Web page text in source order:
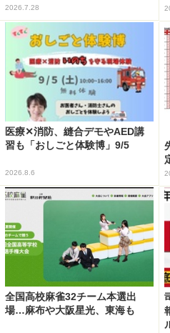
2026.7.28
医療✕消防、縫合デモやAED講
習も「おしごと体験博」9/5
2026.8.6
全国高校麻雀32チーム本選出
場…麻布や大阪星光、東海も